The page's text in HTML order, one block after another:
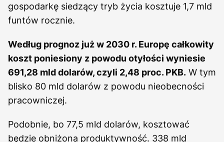
gospodarkę siedzący tryb życia kosztuje 1,7 mld
funtów rocznie.
Według prognoz już w 2030 r. Europę całkowity
koszt poniesiony z powodu otyłości wyniesie
691,28 mld dolarów, czyli 2,48 proc. PKB. W tym
blisko 80 mld dolarów z powodu nieobecności
pracowniczej.
Podobnie, bo 77,5 mld dolarów, kosztować
będzie obniżona produktywność. 338 mld